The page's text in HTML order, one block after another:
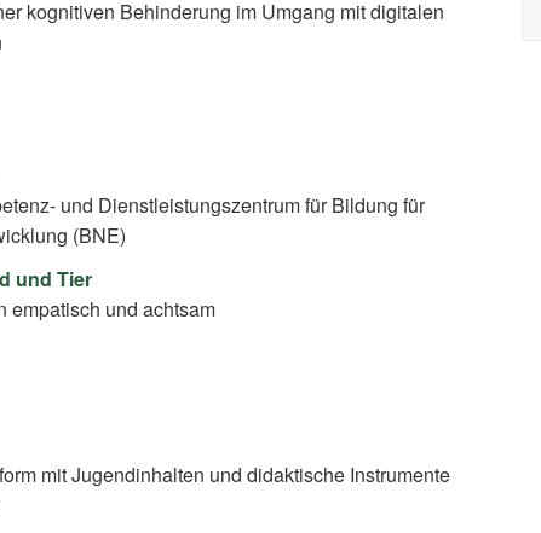
kognitiven Behinderung im Umgang mit digitalen
und Dienstleistungszentrum für Bildung für
(BNE)
und Tier
empatisch und achtsam
mit Jugendinhalten und didaktische Instrumente